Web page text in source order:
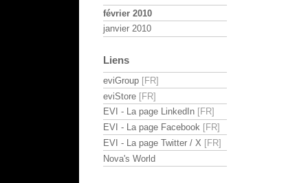
février 2010
janvier 2010
Liens
eviGroup
eviStore
EVI - La page LinkedIn
EVI - La page Facebook
EVI - La page Twitter / X
Nova's World